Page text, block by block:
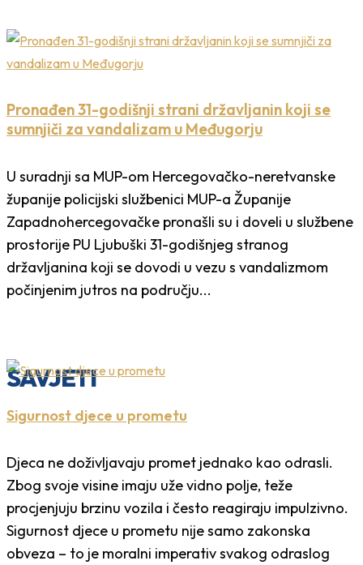
Pronađen 31-godišnji strani državljanin koji se
sumnjiči za vandalizam u Međugorju
U suradnji sa MUP-om Hercegovačko-neretvanske
županije policijski službenici MUP-a Županije
Zapadnohercegovačke pronašli su i doveli u službene
prostorije PU Ljubuški 31-godišnjeg stranog
državljanina koji se dovodi u vezu s vandalizmom
počinjenim jutros na području...
SAVJETI
Sigurnost djece u prometu
Djeca ne doživljavaju promet jednako kao odrasli.
Zbog svoje visine imaju uže vidno polje, teže
procjenjuju brzinu vozila i često reagiraju impulzivno.
Sigurnost djece u prometu nije samo zakonska
obveza – to je moralni imperativ svakog odraslog